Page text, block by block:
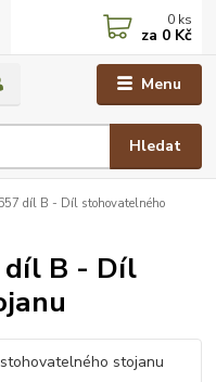
Menu
Hledat
0 ks
za 0 Kč
díl B - Díl stohovatelného
díl B - Díl